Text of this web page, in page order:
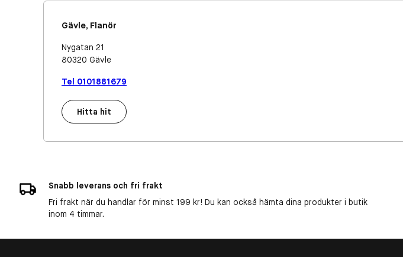
Gävle, Flanör
Nygatan 21
80320 Gävle
Tel 0101881679
Hitta hit
Snabb leverans och fri frakt
Fri frakt när du handlar för minst 199 kr! Du kan också hämta dina produkter i butik
inom 4 timmar.